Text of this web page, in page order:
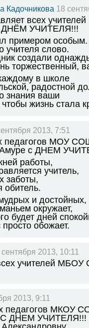
Кадочникова 18
всех
ДНЁМ УЧИТЕЛЯ!!!
примером особым.
учителя слово.
создали
торжественный,
в школе
радостной
знания ваши
жизнь стала
2013, 7:51
педагогов МОУ
Амуре с ДНЕМ
работы,
учитель,
заботы,
обитель.
и достойных,
окружает,
будет дней
обожает.
сентября 2013, 10:11
учителей
2013, 9:11
педагогов МКОУ
С ДНЕМ УЧИТЕЛЯ!!!